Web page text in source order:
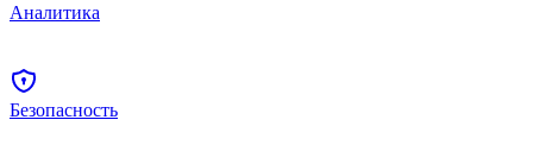
Аналитика
Безопасность